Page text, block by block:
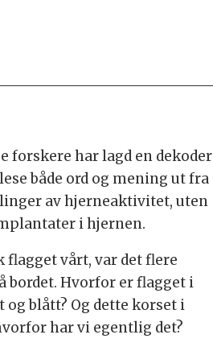
forskere har lagd en dekoder
både ord og mening ut fra
av hjerneaktivitet, uten
i hjernen.
flagget vårt, var det flere
bordet. Hvorfor er flagget i
og blått? Og dette korset i
har vi egentlig det?